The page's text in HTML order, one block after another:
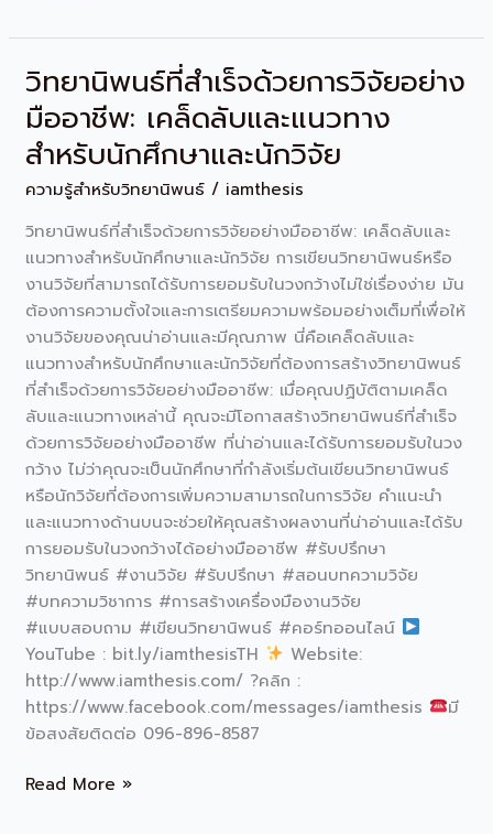
วิทยานิพนธ์ที่สำเร็จด้วยการวิจัยอย่าง
มืออาชีพ: เคล็ดลับและแนวทาง
สำหรับนักศึกษาและนักวิจัย
ความรู้สำหรับวิทยานิพนธ์ / iamthesis
วิทยานิพนธ์ที่สำเร็จด้วยการวิจัยอย่างมืออาชีพ: เคล็ดลับและ
แนวทางสำหรับนักศึกษาและนักวิจัย การเขียนวิทยานิพนธ์หรือ
งานวิจัยที่สามารถได้รับการยอมรับในวงกว้างไม่ใช่เรื่องง่าย มัน
ต้องการความตั้งใจและการเตรียมความพร้อมอย่างเต็มที่เพื่อให้
งานวิจัยของคุณน่าอ่านและมีคุณภาพ นี่คือเคล็ดลับและ
แนวทางสำหรับนักศึกษาและนักวิจัยที่ต้องการสร้างวิทยานิพนธ์
ที่สำเร็จด้วยการวิจัยอย่างมืออาชีพ: เมื่อคุณปฏิบัติตามเคล็ด
ลับและแนวทางเหล่านี้ คุณจะมีโอกาสสร้างวิทยานิพนธ์ที่สำเร็จ
ด้วยการวิจัยอย่างมืออาชีพ ที่น่าอ่านและได้รับการยอมรับในวง
กว้าง ไม่ว่าคุณจะเป็นนักศึกษาที่กำลังเริ่มต้นเขียนวิทยานิพนธ์
หรือนักวิจัยที่ต้องการเพิ่มความสามารถในการวิจัย คำแนะนำ
และแนวทางด้านบนจะช่วยให้คุณสร้างผลงานที่น่าอ่านและได้รับ
การยอมรับในวงกว้างได้อย่างมืออาชีพ #รับปรึกษา
วิทยานิพนธ์ #งานวิจัย #รับปรึกษา #สอนบทความวิจัย
#บทความวิชาการ #การสร้างเครื่องมืองานวิจัย
#แบบสอบถาม #เขียนวิทยานิพนธ์ #คอร์ทออนไลน์
YouTube : bit.ly/iamthesisTH
Website:
http://www.iamthesis.com/ ?คลิก :
https://www.facebook.com/messages/iamthesis
มี
ข้อสงสัยติดต่อ 096-896-8587
วิทยานิพนธ์
ที่
สำเร็จ
ด้วย
การ
อย่าง
มือ
อาชีพ:
เคล็ด
ลับ
และ
แนวทาง
สำหรับ
นักศึกษา
และ
นัก
วิจัย
Read More »